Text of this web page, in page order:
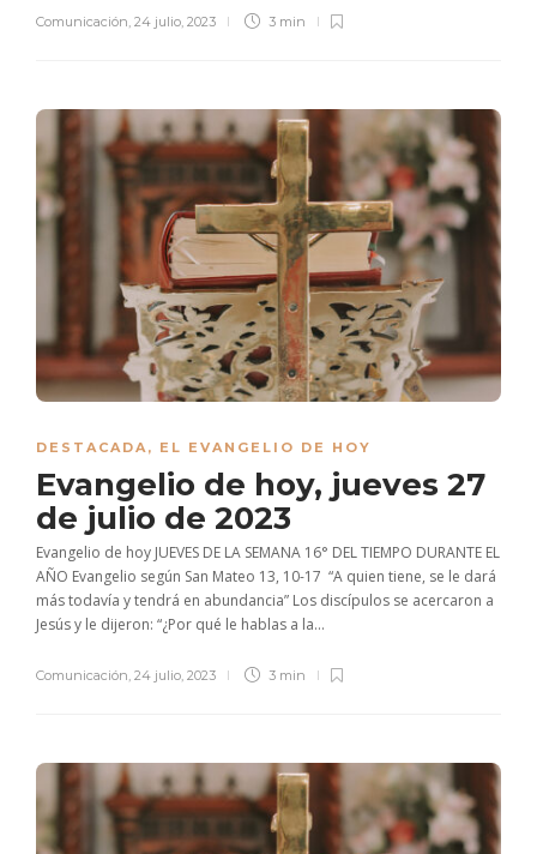
Comunicación 24 julio, 2023 3 min
DESTACADA, EL EVANGELIO DE HOY
Evangelio de hoy, jueves 27
de julio de 2023
Evangelio de hoy JUEVES DE LA SEMANA 16° DEL TIEMPO DURANTE EL
AÑO Evangelio según San Mateo 13, 10-17 “A quien tiene, se le dará
más todavía y tendrá en abundancia” Los discípulos se acercaron a
Jesús y le dijeron: “¿Por qué le hablas a la...
Comunicación, 24 julio, 2023 3 min